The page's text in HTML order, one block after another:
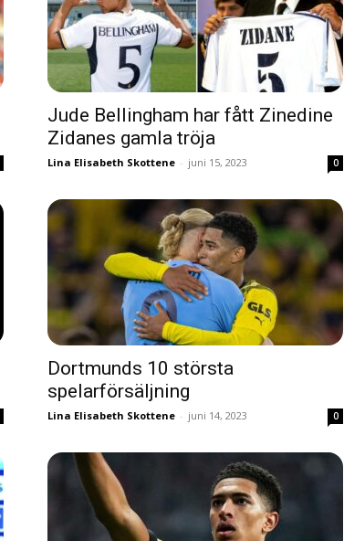
Jude Bellingham har fått Zinedine
Zidanes gamla tröja
Lina Elisabeth Skottene - juni 15, 2023 0
Dortmunds 10 största
spelarförsäljning
Lina Elisabeth Skottene - juni 14, 2023 0